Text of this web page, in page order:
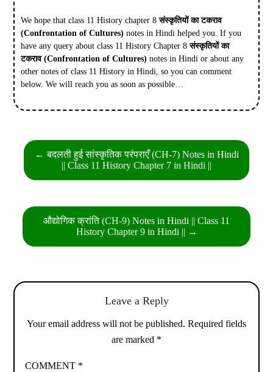
We hope that class 11 History chapter 8संस्कृतियों का टकराव
(Confrontation of Cultures) notes in Hindi helped you. If you
have any query about class 11 History Chapter 8संस्कृतियों का
टकराव (Confrontation of Cultures) notes in Hindi or about any
other notes of class 11 History in Hindi, so you can comment
below. We will reach you as soon as possible…
Post
navigation
← बदलती हुई सांस्कृतिक परंपराएँ (CH-7) Notes in Hindi
|| Class 11 History Chapter 7 in Hindi ||
औद्योगिक क्रांति (CH-9) Notes in Hindi || Class 11
History Chapter 9 in Hindi || →
Leave a Reply
Your email address will not be published. Required fields
are marked *
COMMENT *